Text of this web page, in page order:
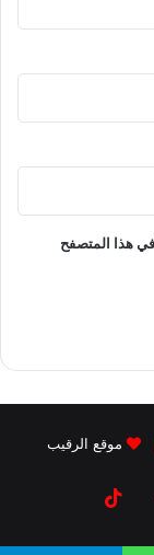
في هذا المتصفح
موقع الرقيب